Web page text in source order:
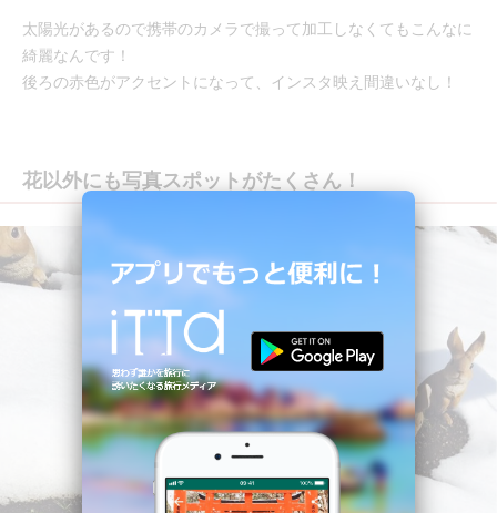
太陽光があるので携帯のカメラで撮って加工しなくてもこんなに
綺麗なんです！
後ろの赤色がアクセントになって、インスタ映え間違いなし！
花以外にも写真スポットがたくさん！